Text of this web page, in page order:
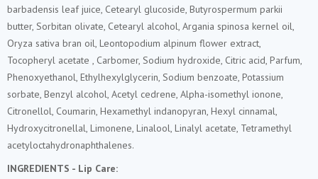
barbadensis leaf juice, Cetearyl glucoside, Butyrospermum parkii
butter, Sorbitan olivate, Cetearyl alcohol, Argania spinosa kernel oil,
Oryza sativa bran oil, Leontopodium alpinum flower extract,
Tocopheryl acetate , Carbomer, Sodium hydroxide, Citric acid, Parfum,
Phenoxyethanol, Ethylhexylglycerin, Sodium benzoate, Potassium
sorbate, Benzyl alcohol, Acetyl cedrene, Alpha-isomethyl ionone,
Citronellol, Coumarin, Hexamethyl indanopyran, Hexyl cinnamal,
Hydroxycitronellal, Limonene, Linalool, Linalyl acetate, Tetramethyl
acetyloctahydronaphthalenes.
INGREDIENTS - Lip Care: